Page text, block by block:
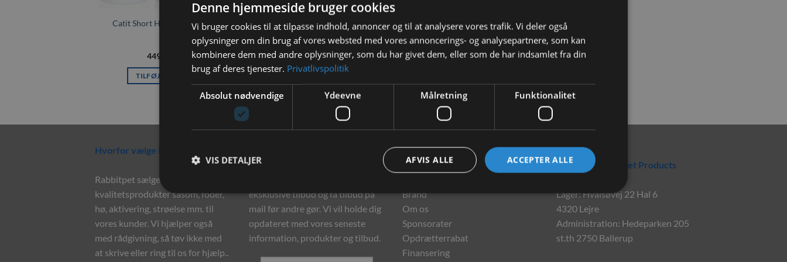
Catit Short Hair grooming kit
449,00
TILFØJ TIL KURV
Hvorfor vælge Rabbitpet?
Rabbitpet sælger ikke kun
kvalitetsprodukter såsom, foder,
hø, aktivering, strøelse mm. til
vores kunder. Vi hjælper også
med rådgivning, så tøv ikke med
at skrive eller ring til os for hjælp..
eksklusive tilbud og få tilbud på
mail før andre gør. Vi vil holde dig
opdateret med vores seneste
information, produkter og tilbud.
Information
Brand
Om os
Sponsorater
Opdrætterrabat
Finansering
Rabbitpet
En del af World Pet Products
Lager: Hvalsøvej 22 Hal 6
4320 Lejre
Administration: Hedeparken 205
st.th 2750 Ballerup
Denne hjemmeside bruger cookies
Vi bruger cookies til at tilpasse indhold, annoncer og til at analysere vores trafik. Vi deler også
oplysninger om din brug af vores websted med vores annoncerings- og analysepartnere, som kan
kombinere dem med andre oplysninger, som du har givet dem, eller som de har indsamlet fra din
brug af deres tjenester. Privatlivspolitik
Absolut nødvendige Ydeevne Målretning Funktionalitet
ACCEPTER ALLE
AFVIS ALLE
VIS DETALJER